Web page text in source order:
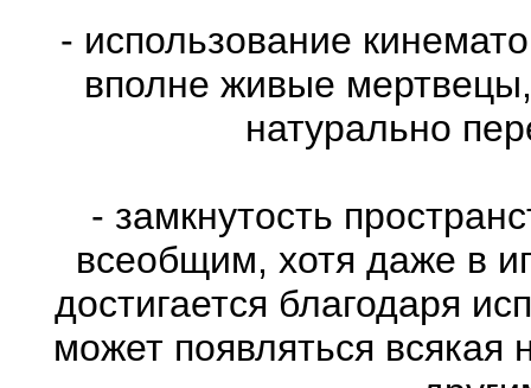
- использование
вполне живые
натурально
- замкнутость
всеобщим, хотя даже в
достигается благодаря
может появляться всякая